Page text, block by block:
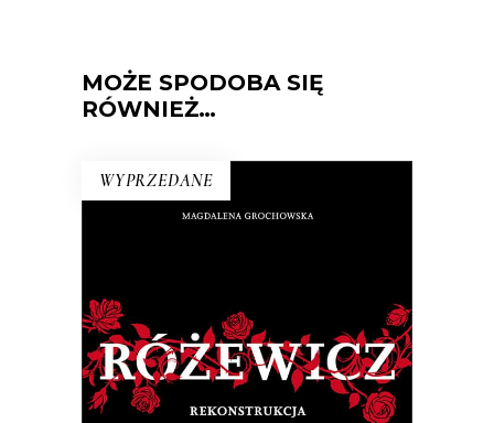
MOŻE SPODOBA SIĘ
RÓWNIEŻ…
WYPRZEDANE
RÓŻEWICZ. REKONSTRUKCJA
(tom 1)
Na pytanie: „Kim jesteś?”, Tadeusz